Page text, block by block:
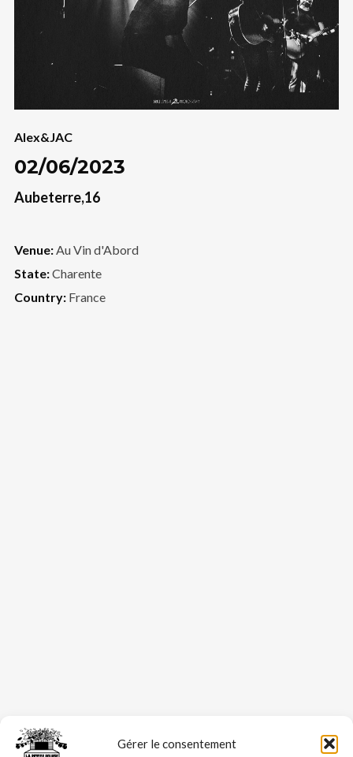
Gérer le consentement
Alex&JAC
02/06/2023
Aubeterre,16
Venue:Au Vin d'Abord
State:Charente
Country:France